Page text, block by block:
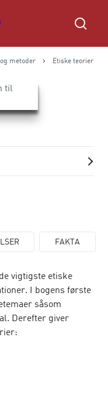
og metoder Etiske teorier
FAKTA
vigtigste etiske
I bogens første
såsom
Derefter giver